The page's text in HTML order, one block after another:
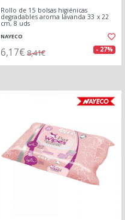
Rollo de 15 bolsas higiénicas
degradables aroma lavanda 33 x 22
cm, 8 uds
NAYECO
6,17€ 8,41€ - 27%